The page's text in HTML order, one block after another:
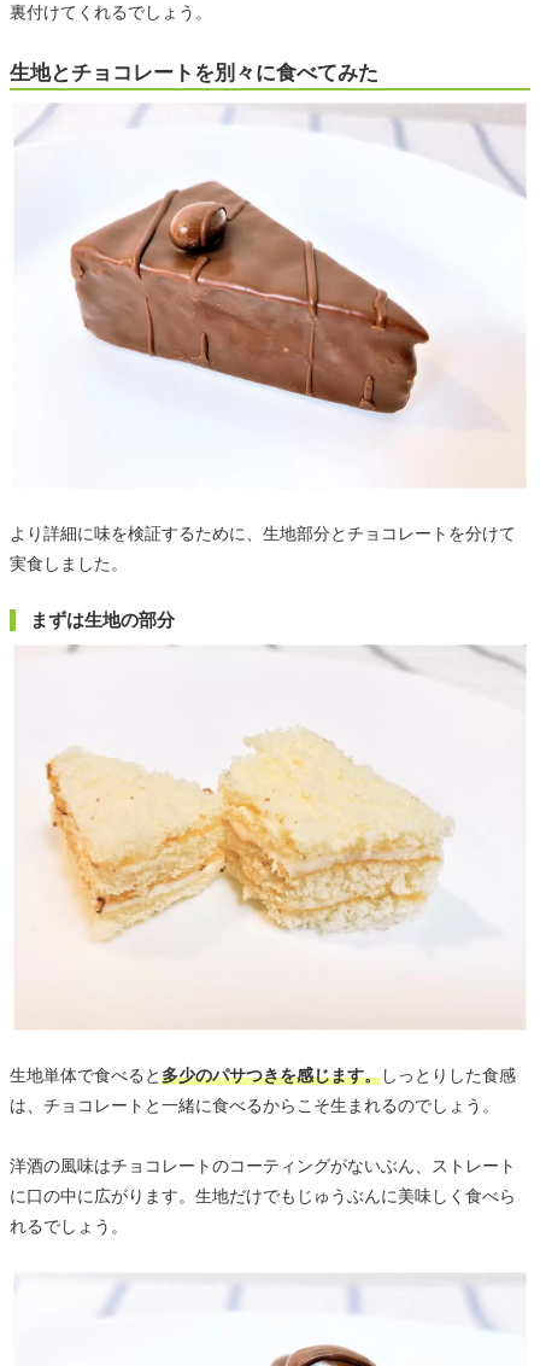
裏付けてくれるでしょう。
生地とチョコレートを別々に食べてみた
より詳細に味を検証するために、生地部分とチョコレートを分けて
実食しました。
まずは生地の部分
生地単体で食べると多少のパサつきを感じます。しっとりした食感
は、チョコレートと一緒に食べるからこそ生まれるのでしょう。
洋酒の風味はチョコレートのコーティングがないぶん、ストレート
に口の中に広がります。生地だけでもじゅうぶんに美味しく食べら
れるでしょう。